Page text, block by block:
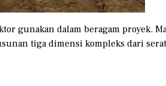
gunakan dalam beragam
tiga dimensi kompleks dari